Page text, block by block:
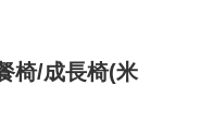
椅/成長椅(米